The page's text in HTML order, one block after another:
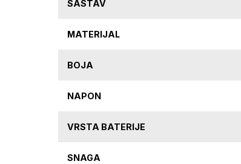
SASTAV
MATERIJAL
BOJA
NAPON
VRSTA BATERIJE
SNAGA